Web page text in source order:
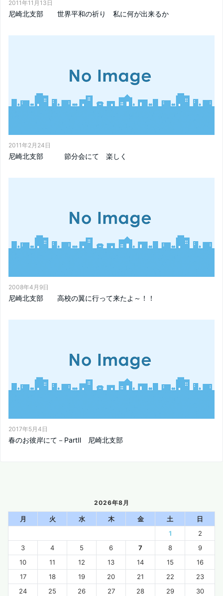
2011年11月13日
尼崎北支部 世界平和の祈り 私に何が出来るか
2011年2月24日
尼崎北支部 節分会にて 楽しく
2008年4月9日
尼崎北支部 高校の翼に行って来たよ～！！
2017年5月4日
春のお彼岸にて－PartⅡ 尼崎北支部
2026年8月
月 火 水 木 金 土
日
1
2
3
4 5 6 7 8
9
10
11 12 13 14 15
16
17
18 19 20 21 22
23
24
25 26 27 28 29
30